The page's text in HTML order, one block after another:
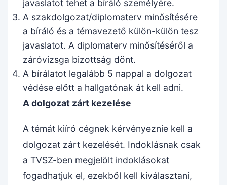
javaslatot tehet a bíráló személyére.
A szakdolgozat/diplomaterv minősítésére
a bíráló és a témavezető külön-külön tesz
javaslatot. A diplomaterv minősítéséről a
záróvizsga bizottság dönt.
A bírálatot legalább 5 nappal a dolgozat
védése előtt a hallgatónak át kell adni.
A dolgozat zárt kezelése
A témát kiíró cégnek kérvényeznie kell a
dolgozat zárt kezelését. Indoklásnak csak
a TVSZ-ben megjelölt indoklásokat
fogadhatjuk el, ezekből kell kiválasztani,